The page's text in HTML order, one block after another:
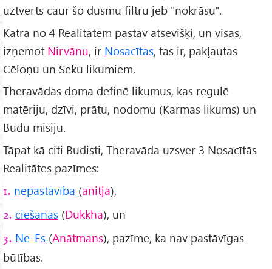
uztverts caur šo dusmu filtru jeb "nokrāsu".
Katra no 4 Realitātēm pastāv atsevišķi, un visas,
izņemot Nirvānu, ir Nosacītas, tas ir, pakļautas
Cēloņu un Seku likumiem.
Theravādas doma definē likumus, kas regulē
matēriju, dzīvi, prātu, nodomu (Karmas likums) un
Budu misiju.
Tāpat kā citi Budisti, Theravāda uzsver 3 Nosacītās
Realitātes pazīmes:
1. nepastāvība (anitja),
2. ciešanas (Dukkha), un
3. Ne-Es (Anātmans), pazīme, ka nav pastāvīgas
būtības.